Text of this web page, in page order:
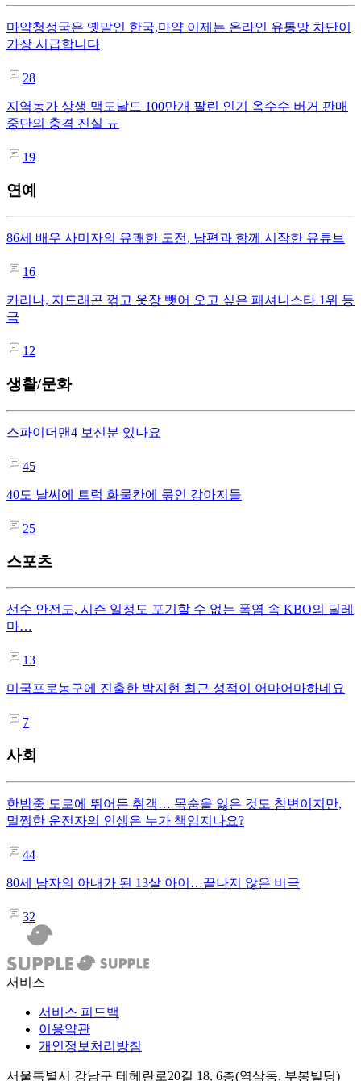
마약청정국은 옛말인 한국,마약 이제는 온라인 유통망 차단이
가장 시급합니다
28
지역농가 상생 맥도날드 100만개 팔린 인기 옥수수 버거 판매
중단의 충격 진실 ㅠ
19
연예
86세 배우 사미자의 유쾌한 도전, 남편과 함께 시작한 유튜브
16
카리나, 지드래곤 꺾고 옷장 뺏어 오고 싶은 패셔니스타 1위 등
극
12
생활/문화
스파이더맨4 보신분 있나요
45
40도 날씨에 트럭 화물칸에 묶인 강아지들
25
스포츠
선수 안전도, 시즌 일정도 포기할 수 없는 폭염 속 KBO의 딜레
마…
13
미국프로농구에 진출한 박지현 최근 성적이 어마어마하네요
7
사회
한밤중 도로에 뛰어든 취객… 목숨을 잃은 것도 참변이지만,
멀쩡한 운전자의 인생은 누가 책임지나요?
44
80세 남자의 아내가 된 13살 아이…끝나지 않은 비극
32
서비스
서비스 피드백
이용약관
개인정보처리방침
서울특별시 강남구 테헤란로20길 18, 6층(역삼동, 부봉빌딩)